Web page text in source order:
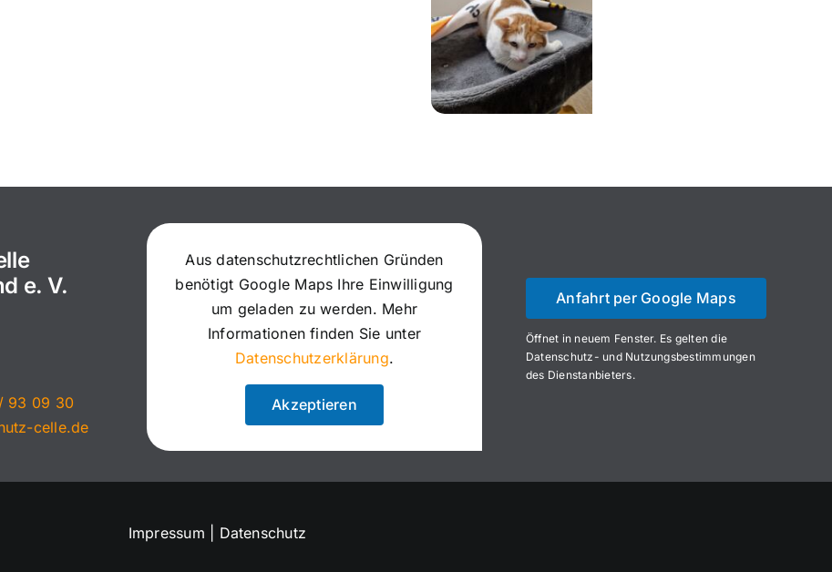
e. V.
93 09 30
celle.de
Aus datenschutzrechtlichen Gründen
benötigt Google Maps Ihre Einwilligung
um geladen zu werden. Mehr
Informationen finden Sie unter
Datenschutzerklärung.
Akzeptieren
Anfahrt per Google Maps
Öffnet in neuem Fenster. Es gelten die
Datenschutz- und Nutzungsbestimmungen
des Dienstanbieters.
Impressum Datenschutz